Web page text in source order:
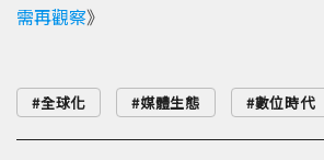
需再觀察》
全球化 媒體生態 數位時代